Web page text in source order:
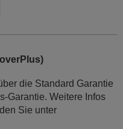
die Standard Garantie
Garantie. Weitere Infos
Sie unter